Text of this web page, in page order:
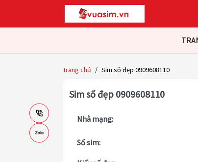
Trang chủ / Sim số đẹp 0909608110
Sim số đẹp 0909608110
Nhà mạng:
Số sim: